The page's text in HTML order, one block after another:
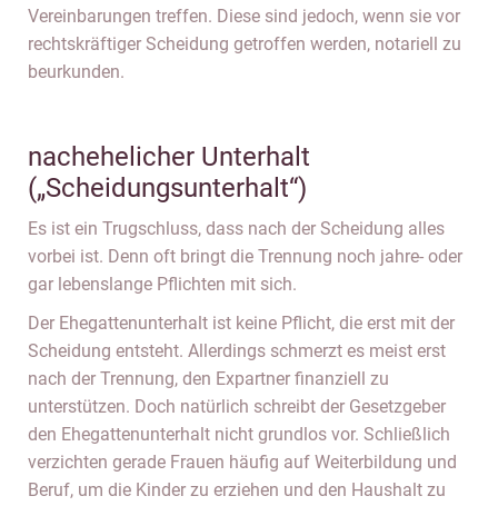
Vereinbarungen treffen. Diese sind jedoch, wenn sie vor
rechtskräftiger Scheidung getroffen werden, notariell zu
beurkunden.
nachehelicher Unterhalt
(„Scheidungsunterhalt“)
Es ist ein Trugschluss, dass nach der Scheidung alles
vorbei ist. Denn oft bringt die Trennung noch jahre- oder
gar lebenslange Pflichten mit sich.
Der Ehegattenunterhalt ist keine Pflicht, die erst mit der
Scheidung entsteht. Allerdings schmerzt es meist erst
nach der Trennung, den Expartner finanziell zu
unterstützen. Doch natürlich schreibt der Gesetzgeber
den Ehegattenunterhalt nicht grundlos vor. Schließlich
verzichten gerade Frauen häufig auf Weiterbildung und
Beruf, um die Kinder zu erziehen und den Haushalt zu